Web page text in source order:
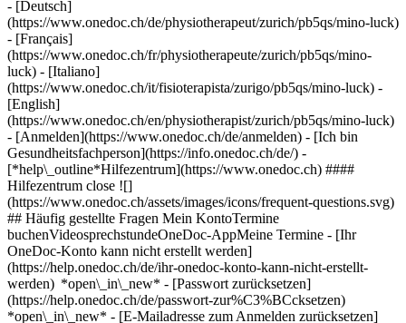
- [Deutsch]
(https://www.onedoc.ch/de/physiotherapeut/zurich/pb5qs/mino-luck)
- [Français]
(https://www.onedoc.ch/fr/physiotherapeute/zurich/pb5qs/mino-
luck) - [Italiano]
(https://www.onedoc.ch/it/fisioterapista/zurigo/pb5qs/mino-luck) -
[English]
(https://www.onedoc.ch/en/physiotherapist/zurich/pb5qs/mino-luck)
- [Anmelden](https://www.onedoc.ch/de/anmelden) - [Ich bin
Gesundheitsfachperson](https://info.onedoc.ch/de/) -
[*help\_outline*Hilfezentrum](https://www.onedoc.ch) ####
Hilfezentrum close ![]
(https://www.onedoc.ch/assets/images/icons/frequent-questions.svg)
## Häufig gestellte Fragen Mein KontoTermine
buchenVideosprechstundeOneDoc-AppMeine Termine - [Ihr
OneDoc-Konto kann nicht erstellt werden]
(https://help.onedoc.ch/de/ihr-onedoc-konto-kann-nicht-erstellt-
werden) *open\_in\_new* - [Passwort zurücksetzen]
(https://help.onedoc.ch/de/passwort-zur%C3%BCcksetzen)
*open\_in\_new* - [E-Mailadresse zum Anmelden zurücksetzen]